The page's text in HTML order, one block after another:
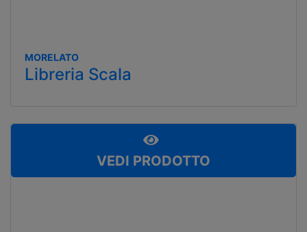
MORELATO
Libreria Scala
VEDI PRODOTTO